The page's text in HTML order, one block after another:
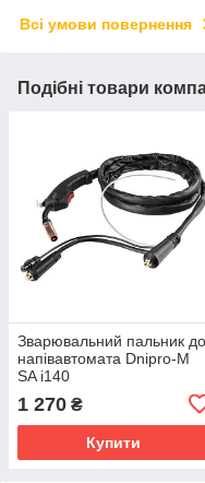
Всі умови повернення
Подібні товари
Зварювальний пальник до
напівавтомата Dnipro-M
SA i140
1 270 ₴
Купити